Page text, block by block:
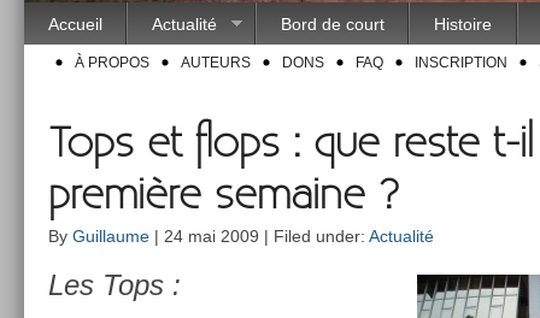
Accueil Actualité Bord de court Histoire
À PROPOS AUTEURS DONS FAQ INSCRIPTION
Tops et flops : que reste t-
première semaine ?
By Guillaume | 24 mai 2009 | Filed under: Actualité
Les Tops :